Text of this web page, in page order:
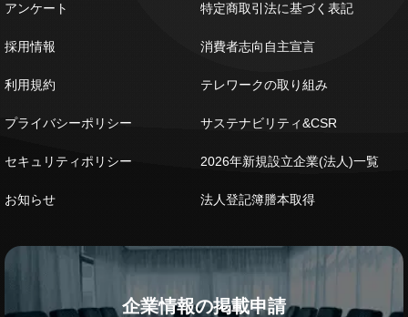
アンケート
採用情報
利用規約
プライバシーポリシー
セキュリティポリシー
お知らせ
特定商取引法に基づく表記
消費者志向自主宣言
テレワークの取り組み
サステナビリティ&CSR
2026年新規設立企業(法人)一覧
法人登記簿謄本取得
企業情報の掲載申請